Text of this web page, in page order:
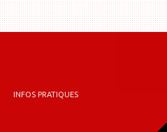
INFOS PRATIQUES